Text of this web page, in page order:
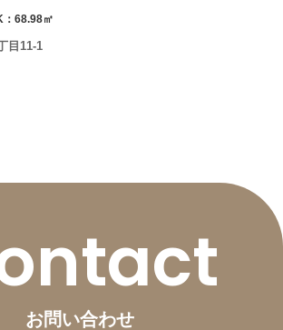
：68.98㎡
目11-1
お問い合わせ